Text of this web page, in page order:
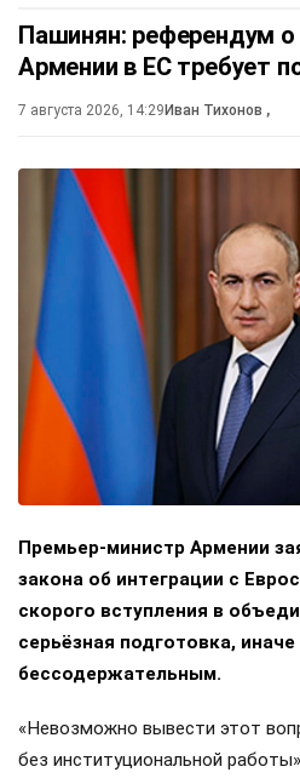
Пашинян: референдум о
Армении в ЕС требует
7 августа 2026, 14:29Иван Тихонов ,
Премьер-министр Армении
закона об интеграции с
скорого вступления в
серьёзная подготовка,
бессодержательным.
«Невозможно вывести этот
без институциональной